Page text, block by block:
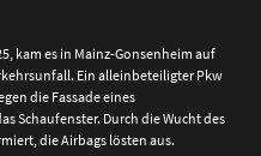
kam es in Mainz-Gonsenheim auf
Ein alleinbeteiligter Pkw
die Fassade eines
Schaufenster. Durch die Wucht des
die Airbags lösten aus.